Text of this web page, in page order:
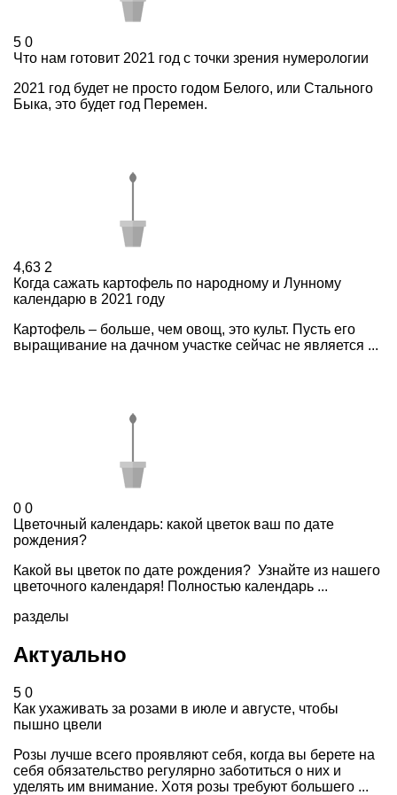
5 0
Что нам готовит 2021 год с точки зрения нумерологии
2021 год будет не просто годом Белого, или Стального
Быка, это будет год Перемен.
4,63 2
Когда сажать картофель по народному и Лунному
календарю в 2021 году
Картофель – больше, чем овощ, это культ. Пусть его
выращивание на дачном участке сейчас не является ...
0 0
Цветочный календарь: какой цветок ваш по дате
рождения?
Какой вы цветок по дате рождения? Узнайте из нашего
цветочного календаря! Полностью календарь ...
разделы
Актуально
5 0
Как ухаживать за розами в июле и августе, чтобы
пышно цвели
Розы лучше всего проявляют себя, когда вы берете на
себя обязательство регулярно заботиться о них и
уделять им внимание. Хотя розы требуют большего ...